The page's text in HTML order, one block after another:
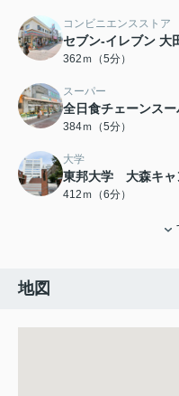
コンビニエンスストア
セブン‐イレブン 大
362ｍ（5分）
スーパー
全日食チェーンス
384ｍ（5分）
大学
東邦大学 大森キャ
412ｍ（6分）
地図